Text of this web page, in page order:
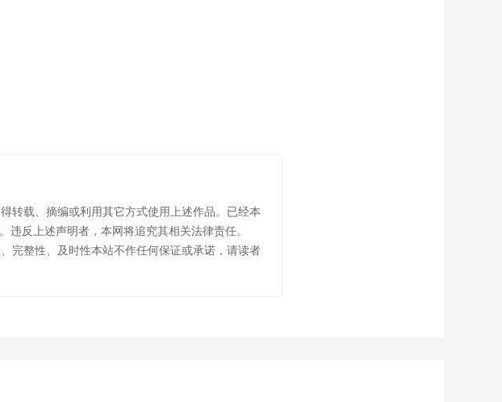
转载、摘编或利用其它方式使用上述作品。已经本
违反上述声明者，本网将追究其相关法律责任。
完整性、及时性本站不作任何保证或承诺，请读者